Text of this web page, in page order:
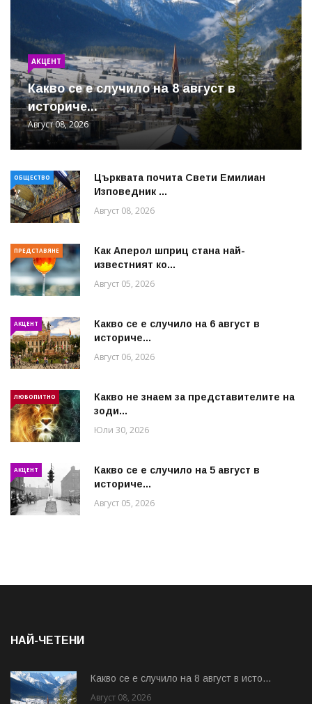
АКЦЕНТ
Какво се е случило на 8 август в
историче...
Август 08, 2026
ОБЩЕСТВО
Църквата почита Свeти Емилиан
Изповедник ...
Август 08, 2026
ПРЕДСТАВЯНЕ
Как Аперол шприц стана най-
известният ко...
Август 05, 2026
АКЦЕНТ
Какво се е случило на 6 август в
историче...
Август 06, 2026
ЛЮБОПИТНО
Какво не знаем за представителите на
зоди...
Юли 30, 2026
АКЦЕНТ
Какво се е случило на 5 август в
историче...
Август 05, 2026
НАЙ-ЧЕТЕНИ
Какво се е случило на 8 август в исто...
Август 08, 2026